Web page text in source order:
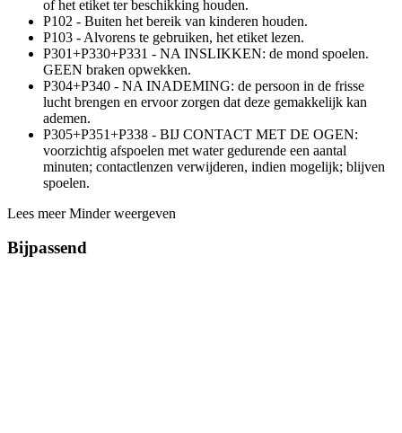
of het etiket ter beschikking houden.
P102 - Buiten het bereik van kinderen houden.
P103 - Alvorens te gebruiken, het etiket lezen.
P301+P330+P331 - NA INSLIKKEN: de mond spoelen.
GEEN braken opwekken.
P304+P340 - NA INADEMING: de persoon in de frisse
lucht brengen en ervoor zorgen dat deze gemakkelijk kan
ademen.
P305+P351+P338 - BIJ CONTACT MET DE OGEN:
voorzichtig afspoelen met water gedurende een aantal
minuten; contactlenzen verwijderen, indien mogelijk; blijven
spoelen.
Lees meer Minder weergeven
Bijpassend